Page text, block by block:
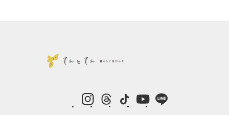
instagramThreads LINE